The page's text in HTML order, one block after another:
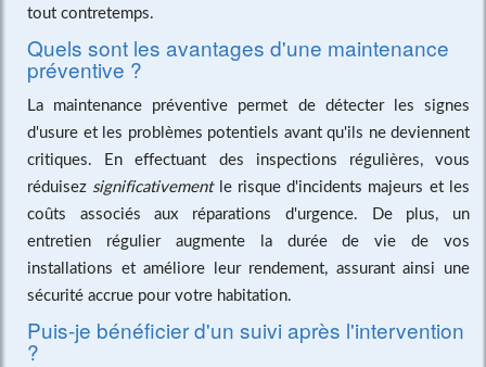
tout contretemps.
Quels sont les avantages d'une maintenance
préventive ?
La maintenance préventive permet de détecter les signes
d'usure et les problèmes potentiels avant qu'ils ne deviennent
critiques. En effectuant des inspections régulières, vous
réduisez significativementle risque d'incidents majeurs et les
coûts associés aux réparations d'urgence. De plus, un
entretien régulier augmente la durée de vie de vos
installations et améliore leur rendement, assurant ainsi une
sécurité accrue pour votre habitation.
Puis-je bénéficier d'un suivi après l'intervention
?